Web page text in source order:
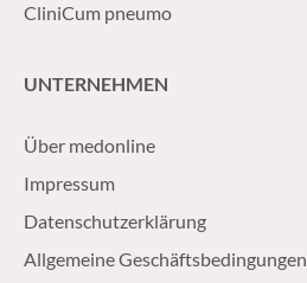
CliniCum pneumo
UNTERNEHMEN
Über medonline
Impressum
Datenschutzerklärung
Allgemeine Geschäftsbedingungen